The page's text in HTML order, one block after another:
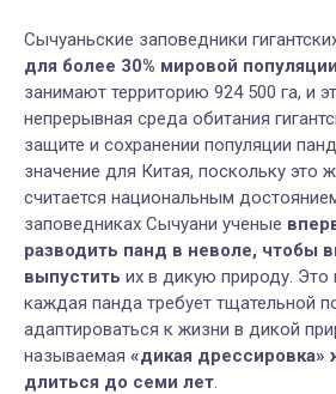
Сычуаньские заповедники
для более 30% мировой
занимают территорию 924 500 га, и
непрерывная среда обитания
защите и сохранении популяции
значение для Китая, поскольку это
считается национальным
заповедниках Сычуани ученые
разводить панд в неволе, чтобы
выпустить их в дикую природу. Это
каждая панда требует тщательной
адаптироваться к жизни в дикой
называемая «дикая
длиться до семи лет.